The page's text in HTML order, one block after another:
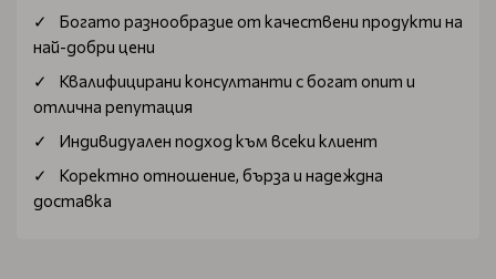
Богатo разнообразие от качествени продукти на
най-добри цени
Квалифицирани консултанти с богат опит и
отлична репутация
Индивидуален подход към всеки клиент
Коректно отношение, бърза и надеждна
доставка